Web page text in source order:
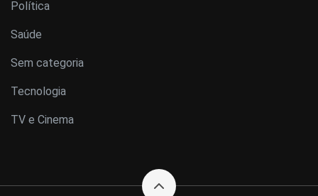
Política
Saúde
Sem categoria
Tecnologia
TV e Cinema